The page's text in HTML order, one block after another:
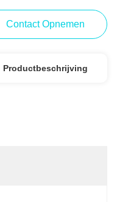
Contact Opnemen
Productbeschrijving